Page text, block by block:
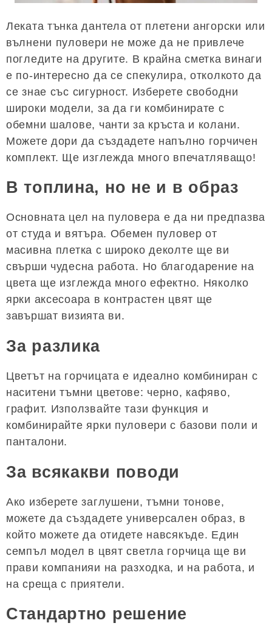
Леката тънка дантела от плетени ангорски или
вълнени пуловери не може да не привлече
погледите на другите. В крайна сметка винаги
е по-интересно да се спекулира, отколкото да
се знае със сигурност. Изберете свободни
широки модели, за да ги комбинирате с
обемни шалове, чанти за кръста и колани.
Можете дори да създадете напълно горчичен
комплект. Ще изглежда много впечатляващо!
В топлина, но не и в образ
Основната цел на пуловера е да ни предпазва
от студа и вятъра. Обемен пуловер от
масивна плетка с широко деколте ще ви
свърши чудесна работа. Но благодарение на
цвета ще изглежда много ефектно. Няколко
ярки аксесоара в контрастен цвят ще
завършат визията ви.
За разлика
Цветът на горчицата е идеално комбиниран с
наситени тъмни цветове: черно, кафяво,
графит. Използвайте тази функция и
комбинирайте ярки пуловери с базови поли и
панталони.
За всякакви поводи
Ако изберете заглушени, тъмни тонове,
можете да създадете универсален образ, в
който можете да отидете навсякъде. Един
семпъл модел в цвят светла горчица ще ви
прави компанияи на разходка, и на работа, и
на среща с приятели.
Стандартно решение